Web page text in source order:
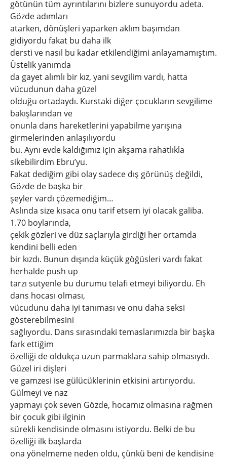
götünün tüm ayrıntılarını bizlere sunuyordu adeta.
Gözde adımları
atarken, dönüşleri yaparken aklım başımdan
gidiyordu fakat bu daha ilk
dersti ve nasıl bu kadar etkilendiğimi anlayamamıştım.
Üstelik yanımda
da gayet alımlı bir kız, yani sevgilim vardı, hatta
vücudunun daha güzel
olduğu ortadaydı. Kurstaki diğer çocukların sevgilime
bakışlarından ve
onunla dans hareketlerini yapabilme yarışına
girmelerinden anlaşılıyordu
bu. Aynı evde kaldığımız için akşama rahatlıkla
sikebilirdim Ebru’yu.
Fakat dediğim gibi olay sadece dış görünüş değildi,
Gözde de başka bir
şeyler vardı çözemediğim…
Aslında size kısaca onu tarif etsem iyi olacak galiba.
1.70 boylarında,
çekik gözleri ve düz saçlarıyla girdiği her ortamda
kendini belli eden
bir kızdı. Bunun dışında küçük göğüsleri vardı fakat
herhalde push up
tarzı sutyenle bu durumu telafi etmeyi biliyordu. Eh
dans hocası olması,
vücudunu daha iyi tanıması ve onu daha seksi
gösterebilmesini
sağlıyordu. Dans sırasındaki temaslarımızda bir başka
fark ettiğim
özelliği de oldukça uzun parmaklara sahip olmasıydı.
Güzel iri dişleri
ve gamzesi ise gülücüklerinin etkisini artırıyordu.
Gülmeyi ve naz
yapmayı çok seven Gözde, hocamız olmasına rağmen
bir çocuk gibi ilginin
sürekli kendisinde olmasını istiyordu. Belki de bu
özelliği ilk başlarda
ona yönelmeme neden oldu, çünkü beni de kendisine